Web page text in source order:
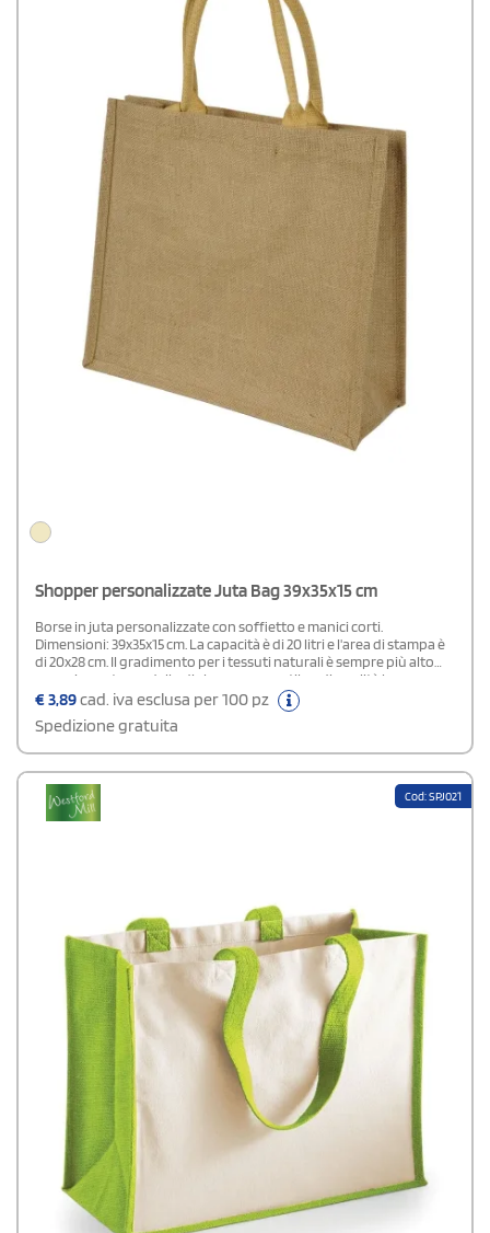
Shopper personalizzate Juta Bag 39x35x15 cm
Borse in juta personalizzate con soffietto e manici corti.
Dimensioni: 39x35x15 cm. La capacità è di 20 litri e l'area di stampa è
di 20x28 cm. Il gradimento per i tessuti naturali è sempre più alto
per cui questo modello di shopper versatile e di qualità ha un
potenziale promozionale molto elevato. Su StampaSì i prezzi sono
€3,89cad. iva esclusa per 100 pz
Spedizione gratuita
Cod: SPJ021